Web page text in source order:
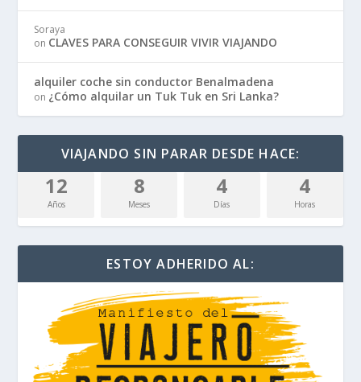
Soraya
on CLAVES PARA CONSEGUIR VIVIR VIAJANDO
alquiler coche sin conductor Benalmadena
on ¿Cómo alquilar un Tuk Tuk en Sri Lanka?
VIAJANDO SIN PARAR DESDE HACE:
12
Años
8
Meses
4
Días
4
Horas
ESTOY ADHERIDO AL: